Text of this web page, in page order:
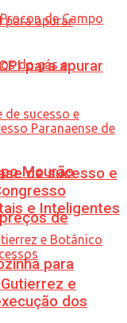
Mourão
de
para
para apurar
de sucesso e
e Inteligentes
e
dos